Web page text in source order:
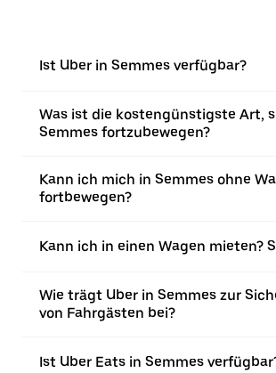
Ist Uber in Semmes verfügbar?
Was ist die kostengünstigste Art,
Semmes fortzubewegen?
Kann ich mich in Semmes ohne
fortbewegen?
Kann ich in einen Wagen mieten?
Wie trägt Uber in Semmes zur
von Fahrgästen bei?
Ist Uber Eats in Semmes